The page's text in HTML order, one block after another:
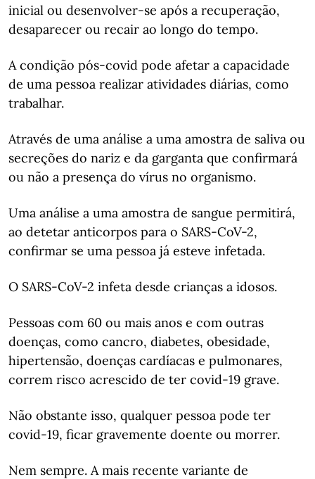
inicial ou desenvolver-se após a recuperação,
desaparecer ou recair ao longo do tempo.
A condição pós-covid pode afetar a capacidade
de uma pessoa realizar atividades diárias, como
trabalhar.
Através de uma análise a uma amostra de saliva ou
secreções do nariz e da garganta que confirmará
ou não a presença do vírus no organismo.
Uma análise a uma amostra de sangue permitirá,
ao detetar anticorpos para o SARS-CoV-2,
confirmar se uma pessoa já esteve infetada.
O SARS-CoV-2 infeta desde crianças a idosos.
Pessoas com 60 ou mais anos e com outras
doenças, como cancro, diabetes, obesidade,
hipertensão, doenças cardíacas e pulmonares,
correm risco acrescido de ter covid-19 grave.
Não obstante isso, qualquer pessoa pode ter
covid-19, ficar gravemente doente ou morrer.
Nem sempre. A mais recente variante de